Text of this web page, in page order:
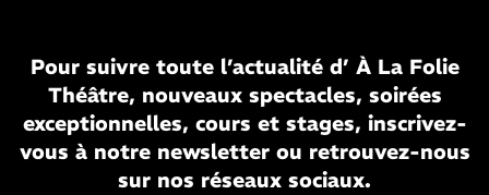
Pour suivre toute l’actualité d’ À La Folie
Théâtre, nouveaux spectacles, soirées
exceptionnelles, cours et stages, inscrivez-
vous à notre newsletter ou retrouvez-nous
sur nos réseaux sociaux.